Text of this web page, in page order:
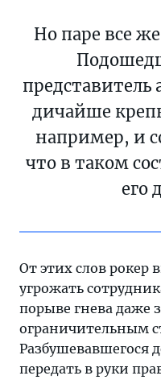
чуть
с
сотрудником
авиакомпании,
замахнувшись
столбиком.
Но паре все же
дичайше
например, и
что в таком
его
От этих слов рокер
угрожать
порыве гнева даже
ограничительным
Разбушевавшегося
передать в руки